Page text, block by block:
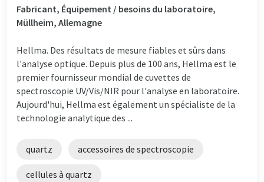
Fabricant, Équipement / besoins du laboratoire,
Müllheim, Allemagne
Hellma. Des résultats de mesure fiables et sûrs dans
l'analyse optique. Depuis plus de 100 ans, Hellma est le
premier fournisseur mondial de cuvettes de
spectroscopie UV/Vis/NIR pour l'analyse en laboratoire.
Aujourd'hui, Hellma est également un spécialiste de la
technologie analytique des ...
quartz accessoires de spectroscopie
cellules à quartz